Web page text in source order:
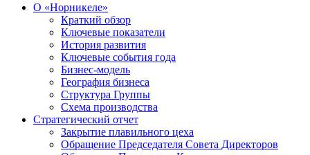
О «Норникеле»
Краткий обзор
Ключевые показатели
История развития
Ключевые события года
Бизнес-модель
География бизнеса
Структура Группы
Схема производства
Стратегический отчет
Закрытие плавильного цеха
Обращение Председателя Совета Директоров